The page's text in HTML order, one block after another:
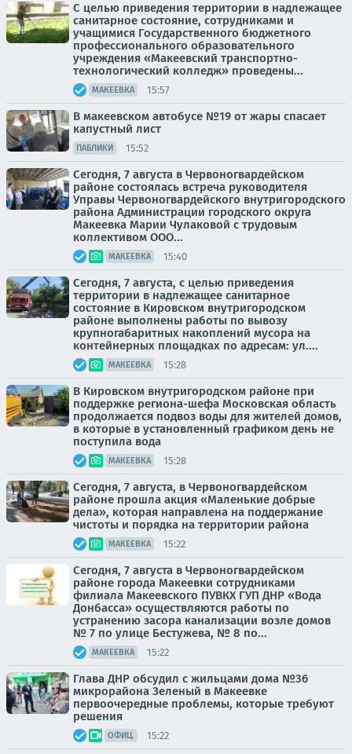
С целью приведения территории в надлежащее
санитарное состояние, сотрудниками и
учащимися Государственного бюджетного
профессионального образовательного
учреждения «Макеевский транспортно-
технологический колледж» проведены...
МАКЕЕВКА 15:57
В макеевском автобусе №19 от жары спасает
капустный лист
ПАБЛИКИ 15:52
Сегодня, 7 августа в Червоногвардейском
районе состоялась встреча руководителя
Управы Червоногвардейского внутригородского
района Администрации городского округа
Макеевка Марии Чулаковой с трудовым
коллективом ООО...
МАКЕЕВКА 15:40
Сегодня, 7 августа, с целью приведения
территории в надлежащее санитарное
состояние в Кировском внутригородском
районе выполнены работы по вывозу
крупногабаритных накоплений мусора на
контейнерных площадках по адресам: ул....
МАКЕЕВКА 15:28
В Кировском внутригородском районе при
поддержке региона-шефа Московская область
продолжается подвоз воды для жителей домов,
в которые в установленный графиком день не
поступила вода
МАКЕЕВКА 15:28
Сегодня, 7 августа, в Червоногвардейском
районе прошла акция «Маленькие добрые
дела», которая направлена на поддержание
чистоты и порядка на территории района
МАКЕЕВКА 15:22
Сегодня, 7 августа в Червоногвардейском
районе города Макеевки сотрудниками
филиала Макеевского ПУВКХ ГУП ДНР «Вода
Донбасса» осуществляются работы по
устранению засора канализации возле домов
№ 7 по улице Бестужева, № 8 по...
МАКЕЕВКА 15:22
Глава ДНР обсудил с жильцами дома №36
микрорайона Зеленый в Макеевке
первоочередные проблемы, которые требуют
решения
ОФИЦ. 15:22